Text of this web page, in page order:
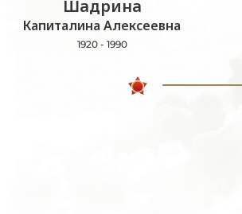
Шадрина
Капиталина Алексеевна
1920 - 1990